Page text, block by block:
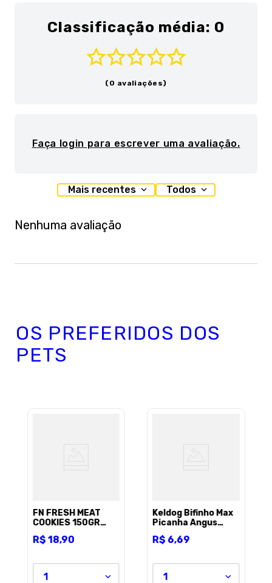
Classificação média: 0
(0 avaliações)
Faça login para escrever uma avaliação.
Mais recentes Todos
Nenhuma avaliação
OS PREFERIDOS DOS
PETS
FN FRESH MEAT
COOKIES 150GR
R$18,90
1
Keldog Bifinho Max
Picanha Angus
R$ 6,69
1